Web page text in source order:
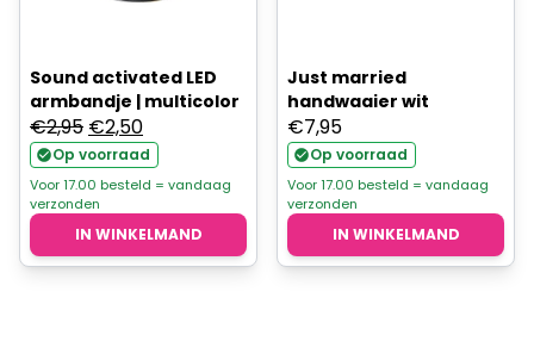
Sound activated LED
armbandje | multicolor
€2,95 Oorspronkelijke
prijs
was:
€2,95.
€2,50Huidige
prijs
is:
€2,50.
Op voorraad
Voor 17.00 besteld = vandaag
verzonden
IN WINKELMAND
Just married
handwaaier wit
€7,95
Op voorraad
Voor 17.00 besteld = vandaag
verzonden
IN WINKELMAND